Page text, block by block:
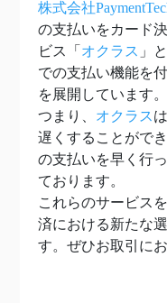
株式会社
の支払いをカード
ビス「 オクラス 」
での支払い機能を
を展開しています。
つまり、 オクラス
遅くすることができ
の支払いを早く行
ております。
これらのサービス
済における新たな
す。ぜひお取引に